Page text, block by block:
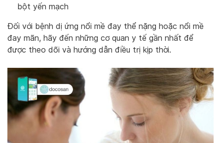
bột yến mạch
Đối với bệnh dị ứng nổi mề đay thể nặng hoặc nổi mề
đay mãn, hãy đến những cơ quan y tế gần nhất để
được theo dõi và hướng dẫn điều trị kịp thời.